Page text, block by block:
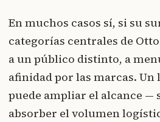
En muchos casos sí, si su
categorías centrales de
a un público distinto, a
afinidad por las marcas. Un
puede ampliar el alcance —
absorber el volumen